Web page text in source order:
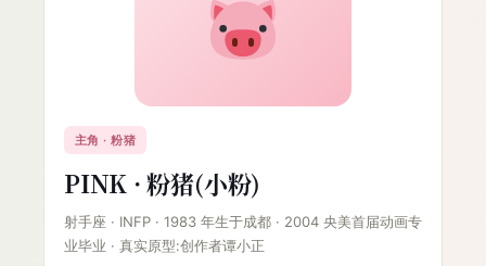
主角 · 粉猪
PINK · 粉猪(小粉)
射手座 · INFP · 1983 年生于成都 · 2004 央美首届动画专
业毕业 · 真实原型:创作者谭小正